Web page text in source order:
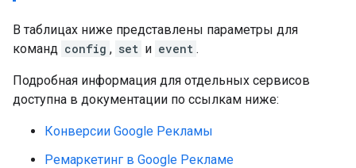
В таблицах ниже представлены параметры для
команд config , set и event .
Подробная информация для отдельных сервисов
доступна в документации по ссылкам ниже:
Конверсии Google Рекламы
Ремаркетинг в Google Рекламе